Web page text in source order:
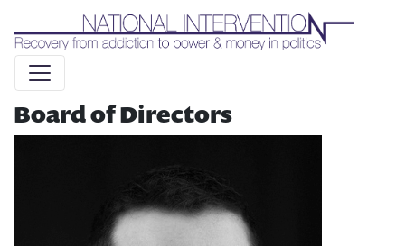
Liquid syntax error: Error in tag 'subpage' - No such page
slug alert_bar
Board of Directors